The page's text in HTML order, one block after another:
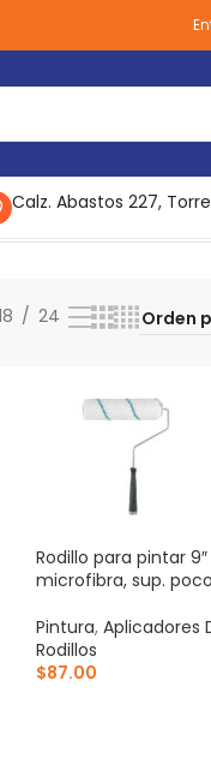
Calz. Abastos 227,
24
Rodillo para pintar 9″
microfibra, sup.
Pintura, Aplicadores
Rodillos
$87.00